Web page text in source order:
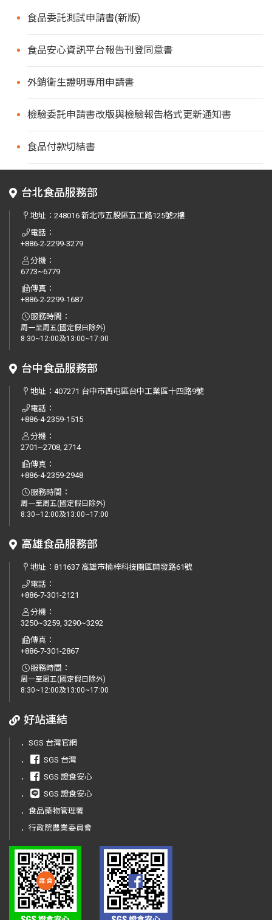
食品委託測試申請書(新版)
食品安心資訊平台報告刊登同意書
外銷衛生證明專用申請書
檢驗委託申請書改版與檢驗報告格式更新通知書
食品付款切結書
台北食品服務部
地址：248016 新北市五股區五工路125號2樓
電話：
+886-2-2299-3279
分機：
6773~6779
傳真：
+886-2-2299-1687
服務時間：
周一至周五(國定假日除外)
8:30~12:00及13:00~17:00
台中食品服務部
地址：407271 台中市西屯區台中工業區十四路9號
電話：
+886-4-2359-1515
分機：
2701~2708, 2714
傳真：
+886-4-2359-2948
服務時間：
周一至周五(國定假日除外)
8:30~12:00及13:00~17:00
高雄食品服務部
地址：811637 高雄市楠梓科技園區開發路61號
電話：
+886-7-301-2121
分機：
3250~3259, 3290~3292
傳真：
+886-7-301-2867
服務時間：
周一至周五(國定假日除外)
8:30~12:00及13:00~17:00
好站連結
． SGS 台灣官網
．
SGS 台灣
．
SGS 證食安心
．
SGS 證食安心
． 食品藥物管理署
． 行政院農業委員會